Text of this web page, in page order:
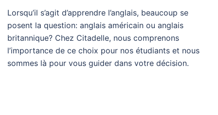
Lorsqu’il s’agit d’apprendre l’anglais, beaucoup se
posent la question: anglais américain ou anglais
britannique? Chez Citadelle, nous comprenons
l’importance de ce choix pour nos étudiants et nous
sommes là pour vous guider dans votre décision.